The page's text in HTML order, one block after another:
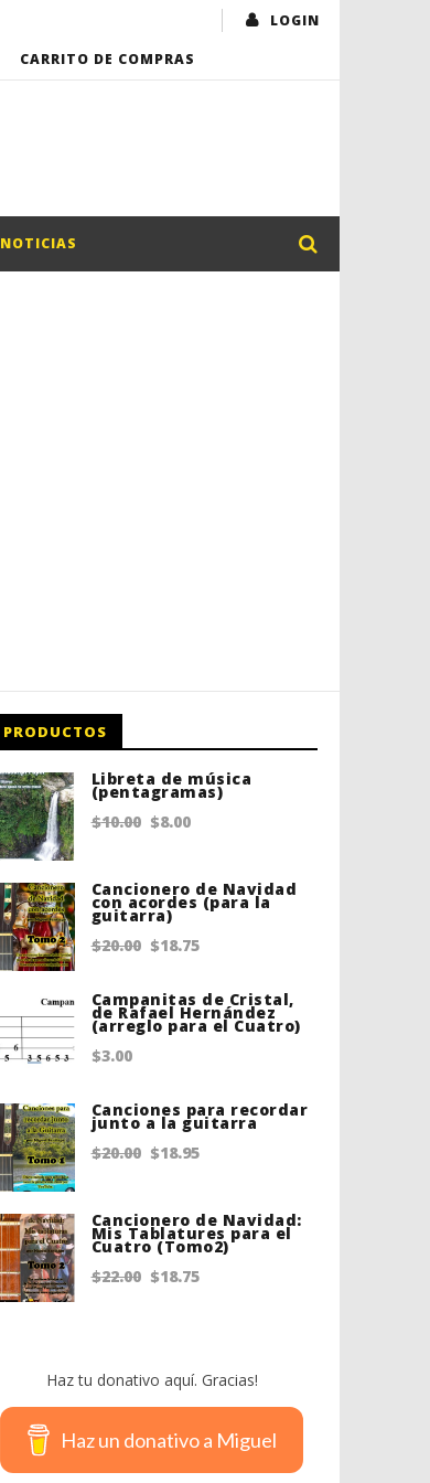
LOGIN
CARRITO DE COMPRAS
NOTICIAS
PRODUCTOS
Libreta de música
(pentagramas)
$10.00 Original
was:
$10.00.
$8.00
is:
$8.00.
Cancionero de Navidad
con acordes (para la
guitarra)
$20.00 Original
was:
$20.00.
$18.75
is:
Campanitas de Cristal,
de Rafael Hernández
(arreglo para el Cuatro)
$3.00
Canciones para recordar
junto a la guitarra
$20.00 Original
was:
$20.00.
$18.95
is:
$18.95.
Cancionero de Navidad:
Mis Tablatures para el
Cuatro (Tomo2)
$22.00 Original
$22.00.
$18.75
$18.75.
Haz tu donativo aquí. Gracias!
Haz un donativo a Miguel